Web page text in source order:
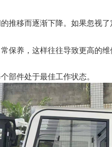
推移而逐渐下降。如果忽视
保养，这样往往导致更高的
部件处于最佳工作状态。